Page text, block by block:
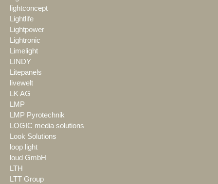
lightconcept
Lightlife
Lightpower
Lightronic
Limelight
LINDY
Litepanels
livewelt
LK AG
LMP
LMP Pyrotechnik
LOGIC media solutions
Look Solutions
loop light
loud GmbH
LTH
LTT Group